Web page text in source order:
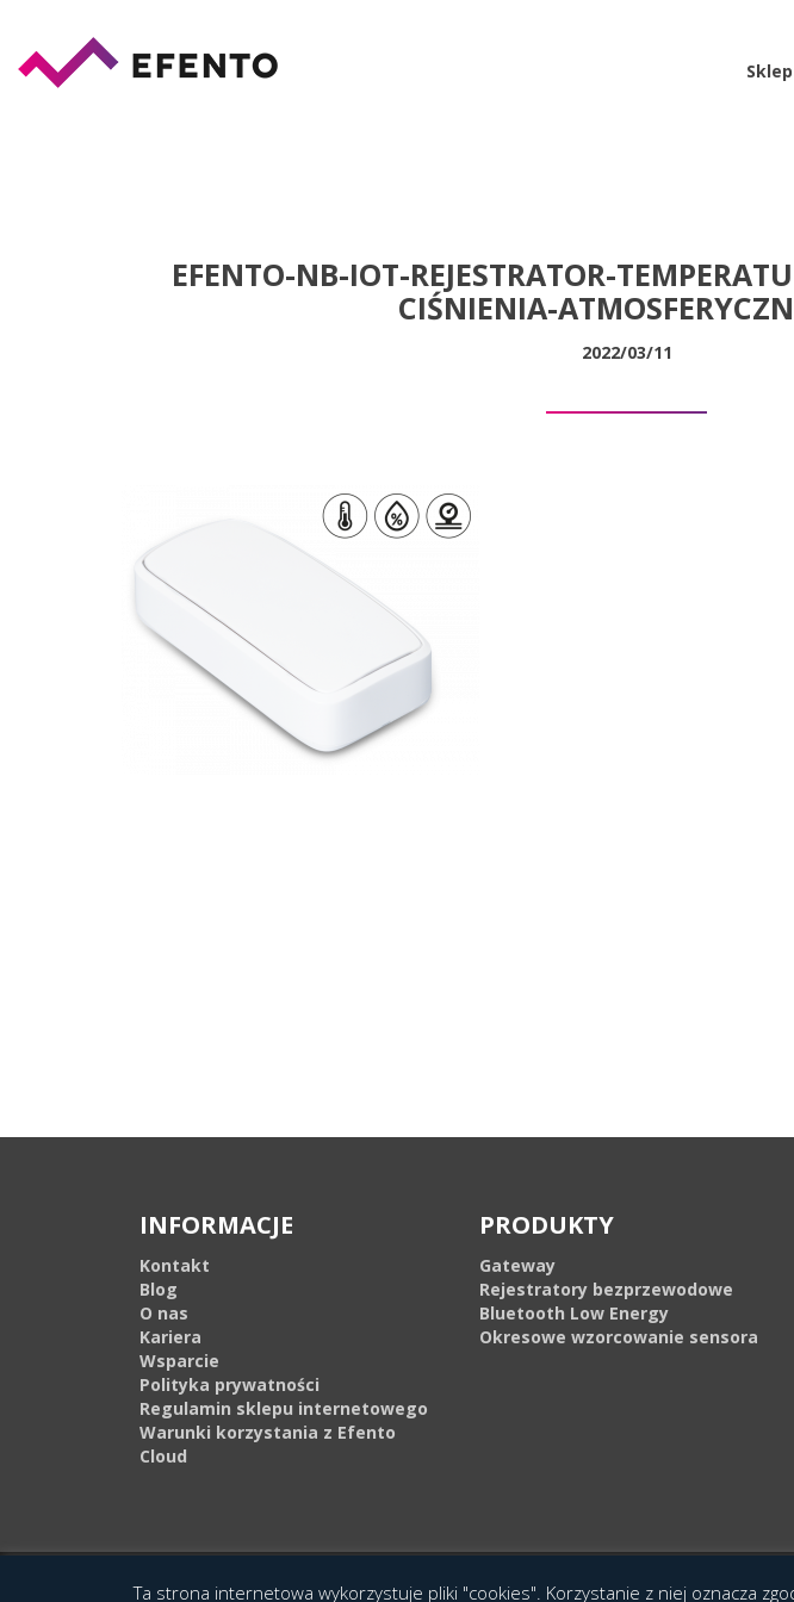
Sklep
EFENTO-NB-IOT-REJESTRATOR-
CIŚNIENIA-
2022/03/11
INFORMACJE
Kontakt
Blog
O nas
Kariera
Wsparcie
Polityka prywatności
Regulamin sklepu internetowego
Warunki korzystania z Efento
Cloud
PRODUKTY
Gateway
Rejestratory bezprzewodowe
Bluetooth Low Energy
Okresowe wzorcowanie sensora
© 2016 Copyright by Efento. All rights reserved. Projekt i wykonanieAgencja Interaktywna Epoka (e-poka.com).
Ta strona internetowa wykorzystuje pliki "cookies". Korzystanie z niej oznacza